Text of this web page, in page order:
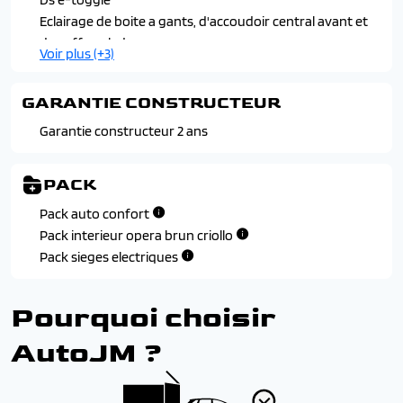
Verins d'ouverture et de maintien du capot moteur
Volant reglable en hauteur et en profondeur
Pieds de retroviseurs exterieurs couleur carosserie
Poignees de portes affleurantes chromees
Vitres laterales arriere et lunette arriere surteintees
Eclairage de boite a gants, d'accoudoir central avant et
de coffre a led
Pedalier et repose-pied en aluminium
Surtapis avant et arriere
Voir plus (+3)
GARANTIE CONSTRUCTEUR
Garantie constructeur 2 ans
PACK
Pack auto confort
Pack interieur opera brun criollo
Pack sieges electriques
Pourquoi choisir
AutoJM ?